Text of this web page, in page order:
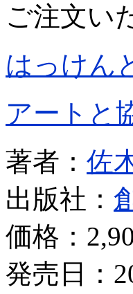
ご注文い
はっけん
アートと
著者： 佐
出版社：
価格：
発売日：